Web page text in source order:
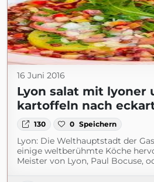
16 Juni 2016
Lyon salat mit lyoner
kartoffeln nach
130 0 Speichern
Lyon: Die Welthauptstadt der
einige weltberühmte Köche
Meister von Lyon, Paul Bocuse,